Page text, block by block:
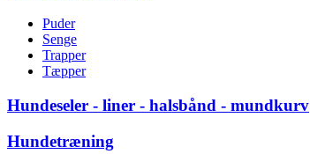
Puder
Senge
Trapper
Tæpper
Hundeseler - liner - halsbånd - mundkurv
Hundetræning